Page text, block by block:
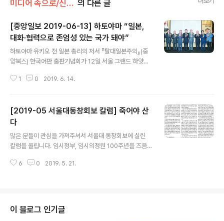
미디어 속으로/신문/방송기사 의 다른 글
[중앙일보 2019-06-13] 하토야마 “일본,
대화·협력으로 존엄성 있는 국가 돼야”
하토야마 유키오 전 일본 총리의 저서 『탈대일본주의』(중
앙북스) 한국어판 출판기념회가 12일 서울 그랜드 하얏트
현 중앙홀딩스 회장, 김진현 세계평화포럼 이사장, 김형오
당 의원, 박진 한미협회장, 노재헌 한중문화센터 원장. [김
상선 기자] 하토야마 유키오(鳩山由紀夫) 전 일본 총리의
저서 『탈대일본주의(脫大日本主義)』의 한국어판 출간
(중앙북스)을 기념하는 행사가 12일 서울 남산 그랜드하얏
트호텔에서 열렸다. 2015년 서대문형무소에서 무릎을 꿇
고 사죄한 것으로 유명한 하토야마 전 총리는 2차 대전 패
1 0 2019. 6. 14.
[2019-05 서울대동창회보 칼럼] 죽어야 산
다
많은 분들이 관심을 가져주셔서 서울대 동창회보에 실린
칼럼을 올립니다. 임시정부, 임시의정원 100주년을 즈음
회보라 따로 URL은 없습니다. 아래 원고 전문을 참고하시
치하포 ‘국모보수(國⺟報讎)’ 사건이다. 그는 맨몸이었으
나 상대는 칼을 품었고 안내인도 있었다. 흔들리는 마음을
6 0 2019. 5. 21.
이 블로그 인기글